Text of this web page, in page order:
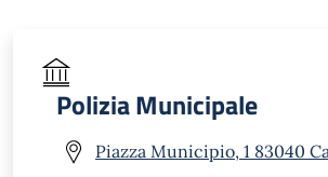
Polizia Municipale
Piazza Municipio, 1 83040